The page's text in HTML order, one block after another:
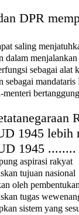
DPR
saling
dalam
sebagai alat
sebagai
menteri
1945 lebih
1945 ........
aspirasi rakyat
tujuan nasional
oleh
tugas
sistem yang